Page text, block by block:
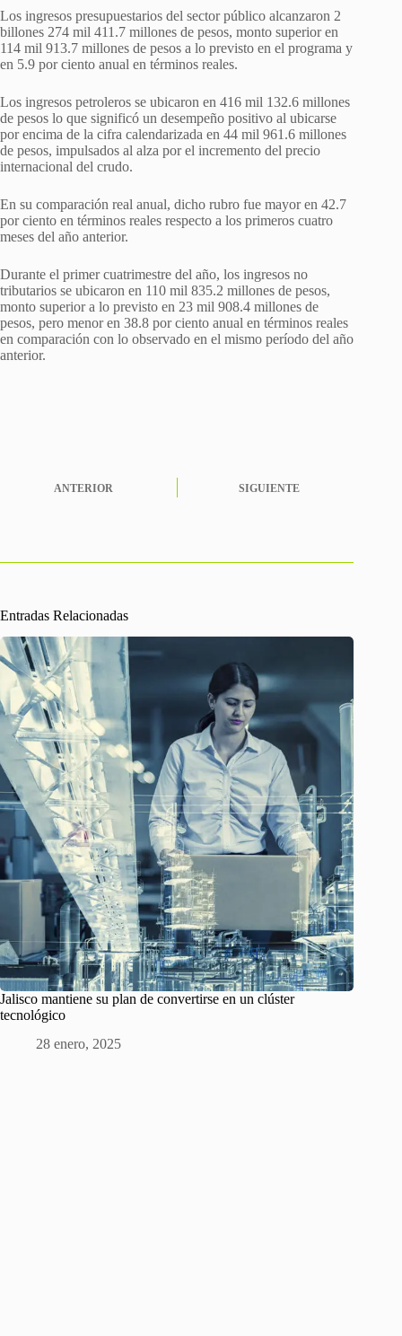
Los ingresos presupuestarios del sector público alcanzaron 2
billones 274 mil 411.7 millones de pesos, monto superior en
114 mil 913.7 millones de pesos a lo previsto en el programa y
en 5.9 por ciento anual en términos reales.
Los ingresos petroleros se ubicaron en 416 mil 132.6 millones
de pesos lo que significó un desempeño positivo al ubicarse
por encima de la cifra calendarizada en 44 mil 961.6 millones
de pesos, impulsados al alza por el incremento del precio
internacional del crudo.
En su comparación real anual, dicho rubro fue mayor en 42.7
por ciento en términos reales respecto a los primeros cuatro
meses del año anterior.
Durante el primer cuatrimestre del año, los ingresos no
tributarios se ubicaron en 110 mil 835.2 millones de pesos,
monto superior a lo previsto en 23 mil 908.4 millones de
pesos, pero menor en 38.8 por ciento anual en términos reales
en comparación con lo observado en el mismo período del año
anterior.
ANTERIOR SIGUIENTE
Entradas Relacionadas
Jalisco mantiene su plan de convertirse en un clúster
tecnológico
28 enero, 2025